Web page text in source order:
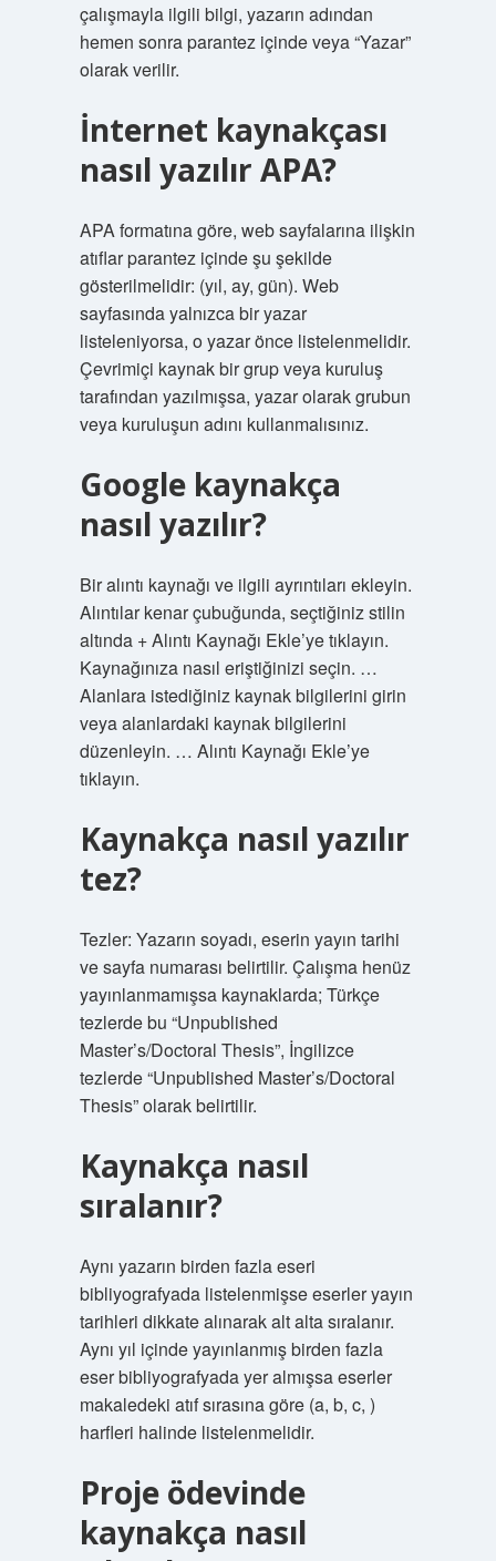
çalışmayla ilgili bilgi, yazarın adından
hemen sonra parantez içinde veya “Yazar”
olarak verilir.
İnternet kaynakçası
nasıl yazılır APA?
APA formatına göre, web sayfalarına ilişkin
atıflar parantez içinde şu şekilde
gösterilmelidir: (yıl, ay, gün). Web
sayfasında yalnızca bir yazar
listeleniyorsa, o yazar önce listelenmelidir.
Çevrimiçi kaynak bir grup veya kuruluş
tarafından yazılmışsa, yazar olarak grubun
veya kuruluşun adını kullanmalısınız.
Google kaynakça
nasıl yazılır?
Bir alıntı kaynağı ve ilgili ayrıntıları ekleyin.
Alıntılar kenar çubuğunda, seçtiğiniz stilin
altında + Alıntı Kaynağı Ekle’ye tıklayın.
Kaynağınıza nasıl eriştiğinizi seçin. …
Alanlara istediğiniz kaynak bilgilerini girin
veya alanlardaki kaynak bilgilerini
düzenleyin. … Alıntı Kaynağı Ekle’ye
tıklayın.
Kaynakça nasıl yazılır
tez?
Tezler: Yazarın soyadı, eserin yayın tarihi
ve sayfa numarası belirtilir. Çalışma henüz
yayınlanmamışsa kaynaklarda; Türkçe
tezlerde bu “Unpublished
Master’s/Doctoral Thesis”, İngilizce
tezlerde “Unpublished Master’s/Doctoral
Thesis” olarak belirtilir.
Kaynakça nasıl
sıralanır?
Aynı yazarın birden fazla eseri
bibliyografyada listelenmişse eserler yayın
tarihleri ​​dikkate alınarak alt alta sıralanır.
Aynı yıl içinde yayınlanmış birden fazla
eser bibliyografyada yer almışsa eserler
makaledeki atıf sırasına göre (a, b, c, )
harfleri halinde listelenmelidir.
Proje ödevinde
kaynakça nasıl